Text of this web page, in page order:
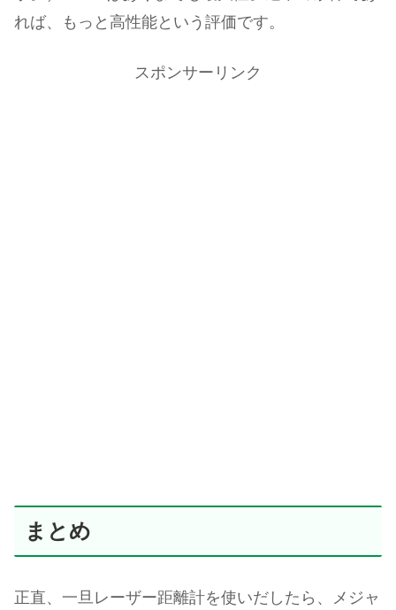
れば、もっと高性能という評価です。
スポンサーリンク
まとめ
正直、一旦レーザー距離計を使いだしたら、メジャ